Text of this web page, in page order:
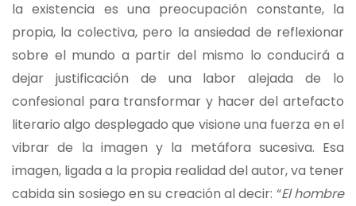
la existencia es una preocupación constante, la
propia, la colectiva, pero la ansiedad de reflexionar
sobre el mundo a partir del mismo lo conducirá a
dejar justificación de una labor alejada de lo
confesional para transformar y hacer del artefacto
literario algo desplegado que visione una fuerza en el
vibrar de la imagen y la metáfora sucesiva. Esa
imagen, ligada a la propia realidad del autor, va tener
cabida sin sosiego en su creación al decir: “El hombre